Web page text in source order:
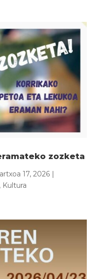
zozketa
17, 2026|
Kultura